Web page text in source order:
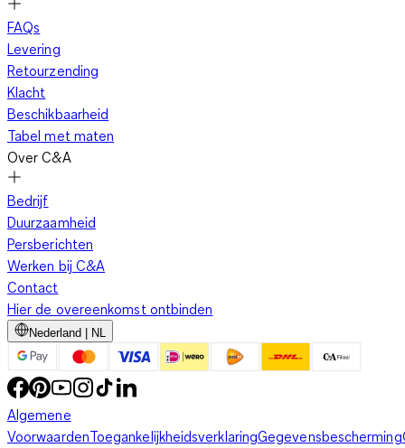
FAQs
Levering
Retourzending
Klacht
Beschikbaarheid
Tabel met maten
Over C&A
Bedrijf
Duurzaamheid
Persberichten
Werken bij C&A
Contact
Hier de overeenkomst ontbinden
Nederland | NL
Algemene
VoorwaardenToegankelijkheidsverklaringGegevensbescherming